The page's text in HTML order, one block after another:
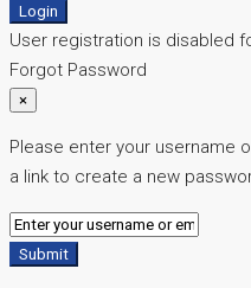
Login
User registration is disabled
Forgot Password
×
Please enter your username
a link to create a new
Submit